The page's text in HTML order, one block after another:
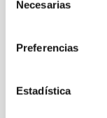
Necesarias
Preferencias
Estadística